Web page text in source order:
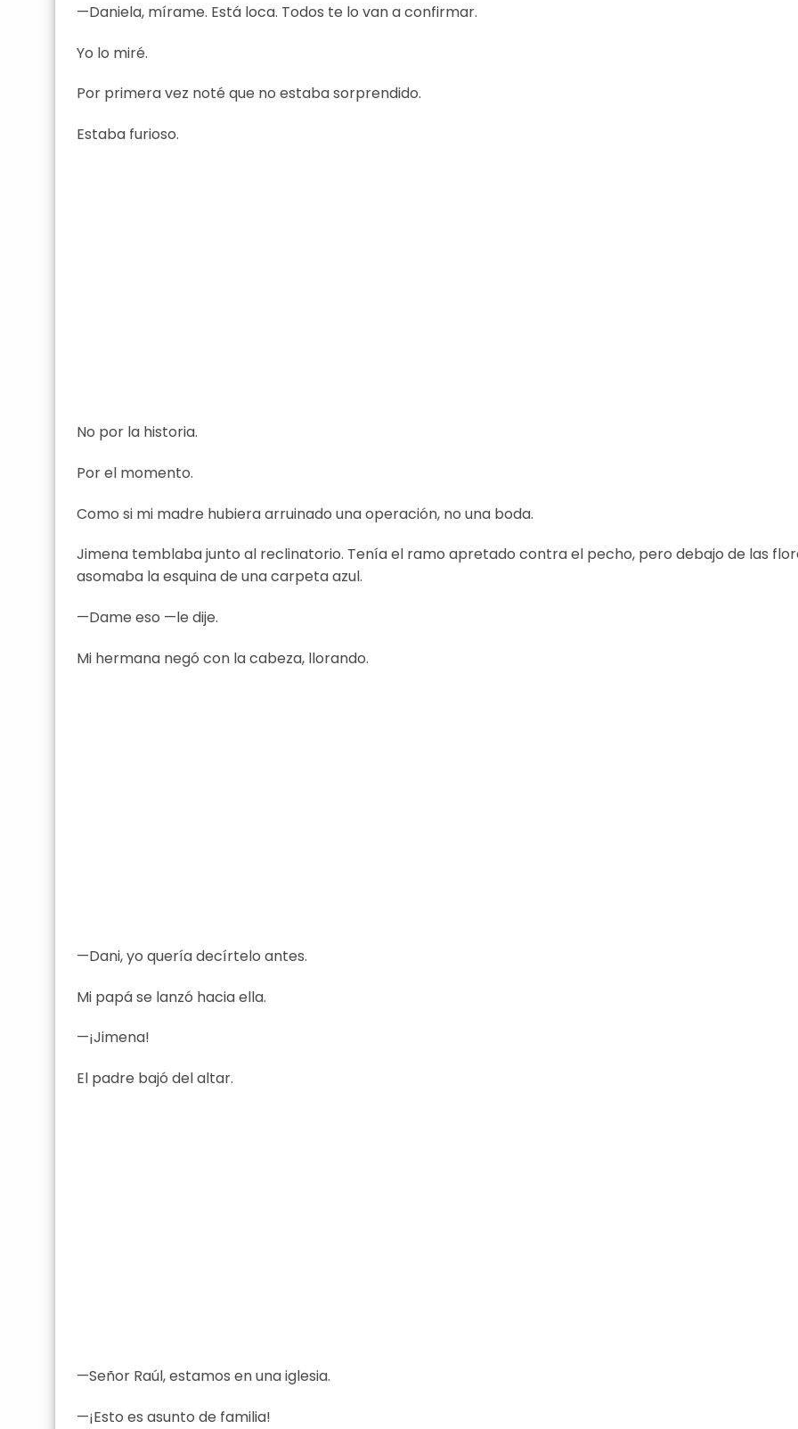
—Daniela, mírame. Está loca. Todos te lo van a confirmar.
Yo lo miré.
Por primera vez noté que no estaba sorprendido.
Estaba furioso.
No por la historia.
Por el momento.
Como si mi madre hubiera arruinado una operación, no una boda.
Jimena temblaba junto al reclinatorio. Tenía el ramo apretado contra el pecho, pero debajo de las
asomaba la esquina de una carpeta azul.
—Dame eso —le dije.
Mi hermana negó con la cabeza, llorando.
—Dani, yo quería decírtelo antes.
Mi papá se lanzó hacia ella.
—¡Jimena!
El padre bajó del altar.
—Señor Raúl, estamos en una iglesia.
—¡Esto es asunto de familia!